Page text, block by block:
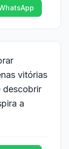
vitórias
descobrir
a